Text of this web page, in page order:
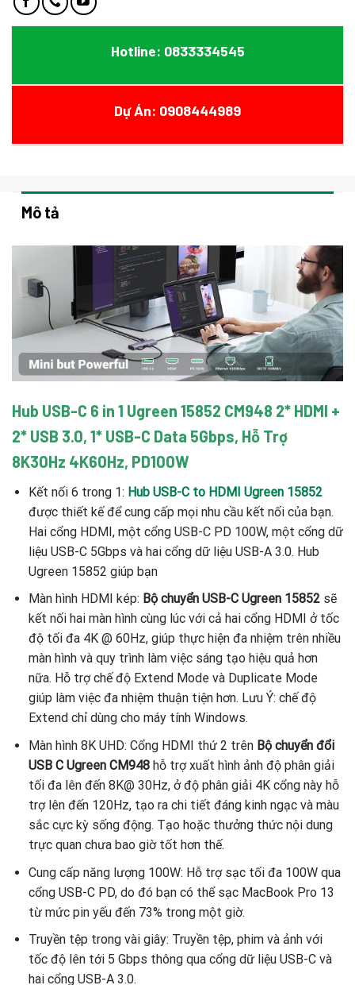
Hotline: 0833334545
Dự Án: 0908444989
Mô tả
Hub USB-C 6 in 1 Ugreen 15852 CM948 2* HDMI +
2* USB 3.0, 1* USB-C Data 5Gbps, Hỗ Trợ
8K30Hz 4K60Hz, PD100W
Kết nối 6 trong 1: Hub USB-C to HDMI Ugreen 15852
được thiết kế để cung cấp mọi nhu cầu kết nối của bạn.
Hai cổng HDMI, một cổng USB-C PD 100W, một cổng dữ
liệu USB-C 5Gbps và hai cổng dữ liệu USB-A 3.0. Hub
Ugreen 15852 giúp bạn
Màn hình HDMI kép: Bộ chuyển USB-C Ugreen 15852sẽ
kết nối hai màn hình cùng lúc với cả hai cổng HDMI ở tốc
độ tối đa 4K @ 60Hz, giúp thực hiện đa nhiệm trên nhiều
màn hình và quy trình làm việc sáng tạo hiệu quả hơn
nữa. Hỗ trợ chế độ Extend Mode và Duplicate Mode
giúp làm việc đa nhiệm thuận tiện hơn. Lưu Ý: chế độ
Extend chỉ dùng cho máy tính Windows.
Màn hình 8K UHD: Cổng HDMI thứ 2 trên Bộ chuyển đổi
USB C Ugreen CM948 hỗ trợ xuất hình ảnh độ phân giải
tối đa lên đến 8K@ 30Hz, ở độ phân giải 4K cổng này hỗ
trợ lên đến 120Hz, tạo ra chi tiết đáng kinh ngạc và màu
sắc cực kỳ sống động. Tạo hoặc thưởng thức nội dung
trực quan chưa bao giờ tốt hơn thế.
Cung cấp năng lượng 100W: Hỗ trợ sạc tối đa 100W qua
cổng USB-C PD, do đó bạn có thể sạc MacBook Pro 13
từ mức pin yếu đến 73% trong một giờ.
Truyền tệp trong vài giây: Truyền tệp, phim và ảnh với
tốc độ lên tới 5 Gbps thông qua cổng dữ liệu USB-C và
hai cổng USB-A 3.0.